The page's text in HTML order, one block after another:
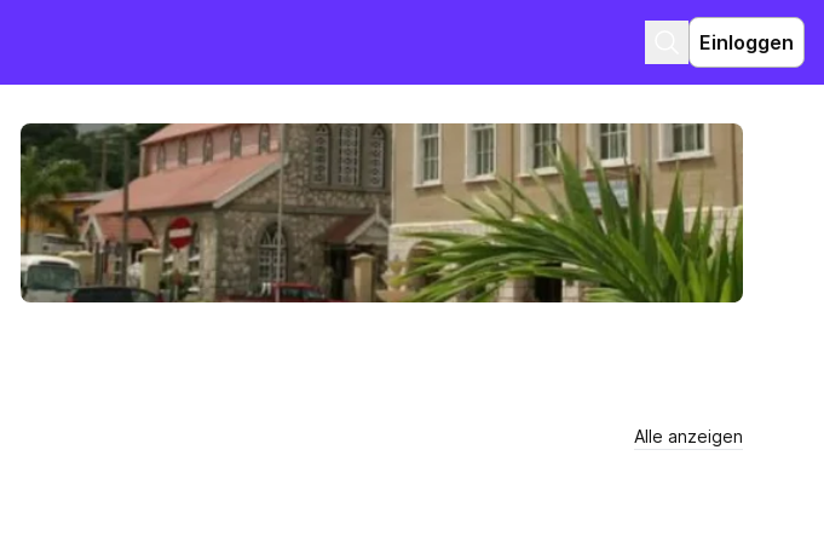
Einloggen
Alle anzeigen